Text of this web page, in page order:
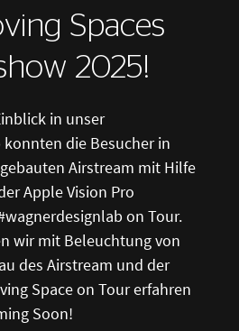
Spaces
2025!
in unser
die Besucher in
Airstream mit Hilfe
Apple Vision Pro
on Tour.
wir mit Beleuchtung von
des Airstream und der
Space on Tour erfahren
Soon!